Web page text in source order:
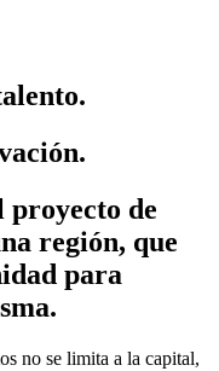
proyecto de
región, que
para
no se limita a la capital,